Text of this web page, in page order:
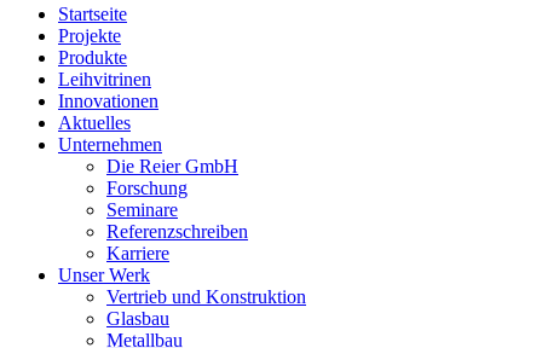
Close
Menu
Startseite
Projekte
Produkte
Leihvitrinen
Innovationen
Aktuelles
Unternehmen
Die Reier GmbH
Forschung
Seminare
Referenzschreiben
Karriere
Unser Werk
Vertrieb und Konstruktion
Glasbau
Metallbau